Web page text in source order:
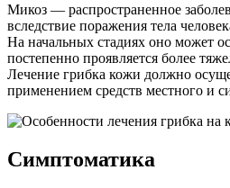
Микоз — распространенное
вследствие поражения тела
На начальных стадиях оно может
постепенно проявляется более
Лечение грибка кожи должно
применением средств местного и
Симптоматика